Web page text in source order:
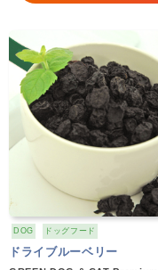
DOG ドッグフード
ドライブルーベリー